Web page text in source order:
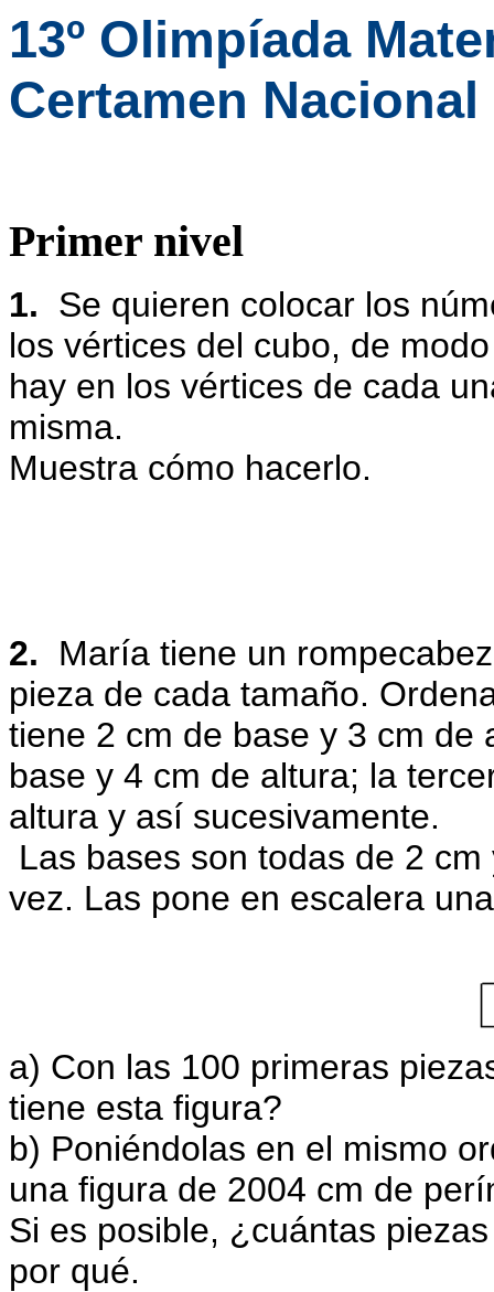
13º Olimpíada
Certamen Nacional
Primer nivel
1. Se quieren colocar los
los vértices del cubo, de
hay en los vértices de cada
misma.
Muestra cómo hacerlo.
2.
María tiene un
pieza de cada tamaño.
tiene 2 cm de base y 3 cm de
base y 4 cm de altura; la
altura y así sucesivamente.
Las bases son todas de 2
vez. Las pone en escalera
a) Con las 100 primeras
tiene esta figura?
b) Poniéndolas en el mismo
una figura de 2004 cm de
Si es posible, ¿cuántas
por qué.